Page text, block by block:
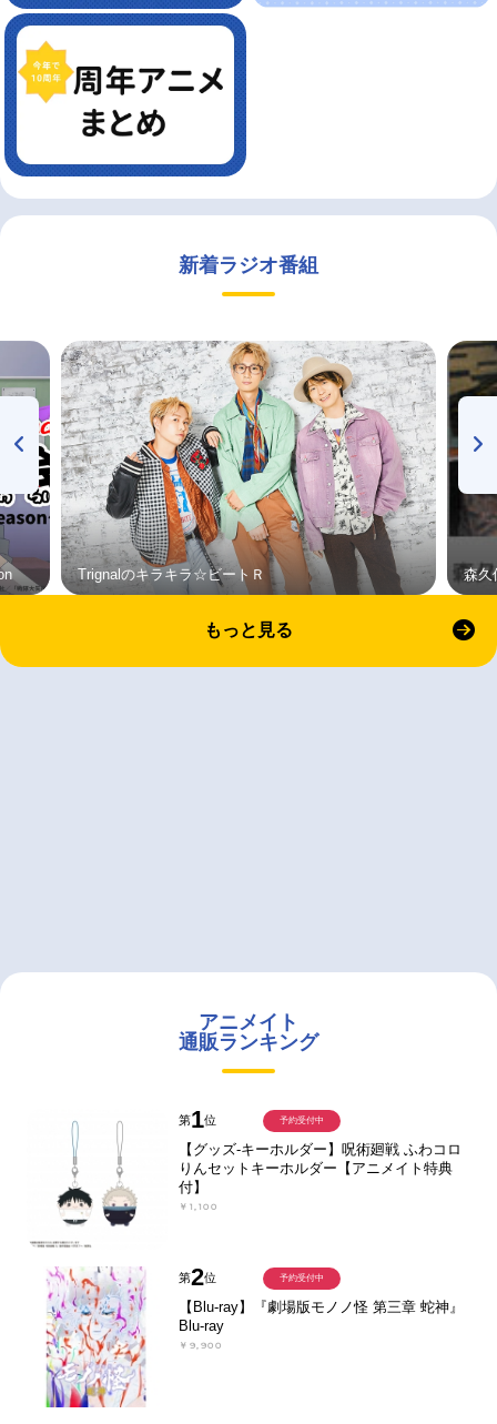
新着ラジオ番組
Trignalのキラキラ☆ビートＲ 森久
もっと見る
アニメイト
通販ランキング
第1位
【グッズ-キーホルダー】呪術廻戦 ふわコロ
りんセットキーホルダー【アニメイト特典
付】
￥1,100
予約受付中
第2位
【Blu-ray】『劇場版モノノ怪 第三章 蛇神』
Blu-ray
￥9,900
予約受付中